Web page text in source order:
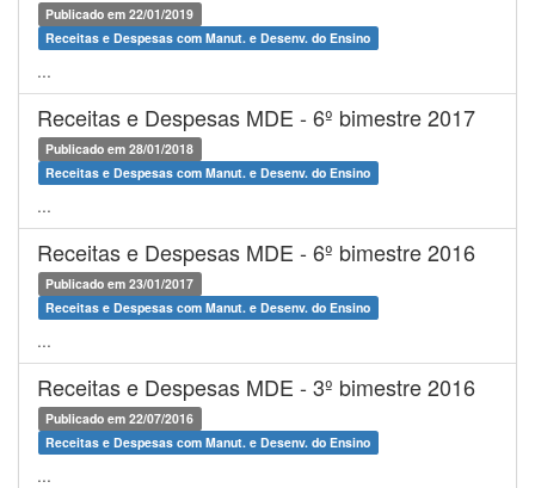
Publicado em 22/01/2019
Receitas e Despesas com Manut. e Desenv. do Ensino
...
Receitas e Despesas MDE - 6º bimestre 2017
Publicado em 28/01/2018
Receitas e Despesas com Manut. e Desenv. do Ensino
...
Receitas e Despesas MDE - 6º bimestre 2016
Publicado em 23/01/2017
Receitas e Despesas com Manut. e Desenv. do Ensino
...
Receitas e Despesas MDE - 3º bimestre 2016
Publicado em 22/07/2016
Receitas e Despesas com Manut. e Desenv. do Ensino
...